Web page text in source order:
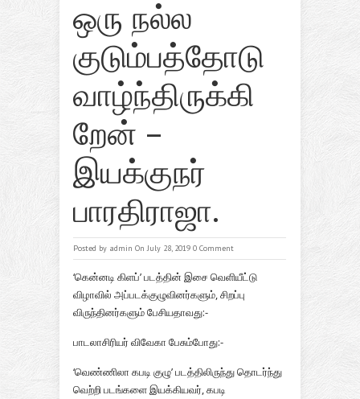
ஒரு நல்ல
குடும்பத்தோடு
வாழ்ந்திருக்கி
றேன் –
இயக்குநர்
பாரதிராஜா.
Posted by admin On July 28, 2019 0 Comment
‘கென்னடி கிளப்’ படத்தின் இசை வெளியீட்டு
விழாவில் அப்படக்குழுவினர்களும், சிறப்பு
விருந்தினர்களும் பேசியதாவது:-
பாடலாசிரியர் விவேகா பேசும்போது:-
‘வெண்ணிலா கபடி குழு’ படத்திலிருந்து தொடர்ந்து
வெற்றி படங்களை இயக்கியவர், கபடி